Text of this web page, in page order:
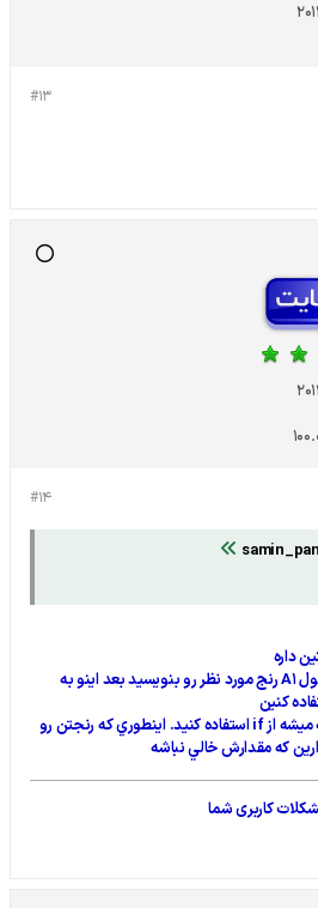
#13
#14
داره
يك راه سادش اينه كه مثلا در سلول A1 رنج مورد نظر رو بنويسيد بعد اينو به
كنين
اگر رنجتون فقط يك ستون باشه ميشه از if استفاده كنيد. اينطوري كه رنجتن رو
کاربری شما